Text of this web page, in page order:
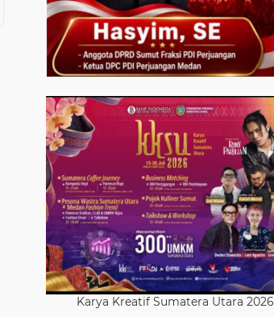
Karya Kreatif Sumatera Utara 2026